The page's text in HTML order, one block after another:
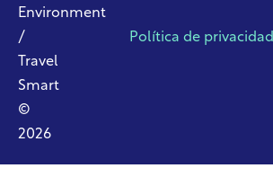
Environment
/
Travel
Smart
©
2026
Política de privacidad